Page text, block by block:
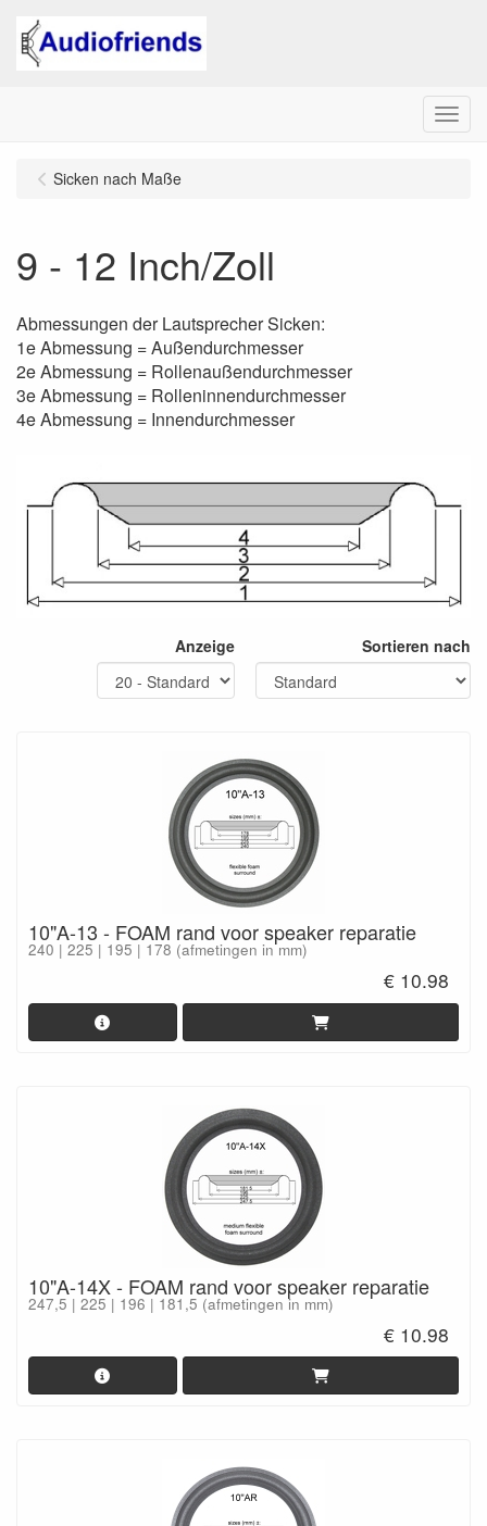
Menu
Sicken nach Maße
9 - 12 Inch/Zoll
Abmessungen der Lautsprecher Sicken:
1e Abmessung = Außendurchmesser
2e Abmessung = Rollenaußendurchmesser
3e Abmessung = Rolleninnendurchmesser
4e Abmessung = Innendurchmesser
Anzeige Sortieren nach
10"A-13 - FOAM rand voor speaker reparatie
240 | 225 | 195 | 178 (afmetingen in mm)
€ 10.98
10"A-14X - FOAM rand voor speaker reparatie
247,5 | 225 | 196 | 181,5 (afmetingen in mm)
€ 10.98